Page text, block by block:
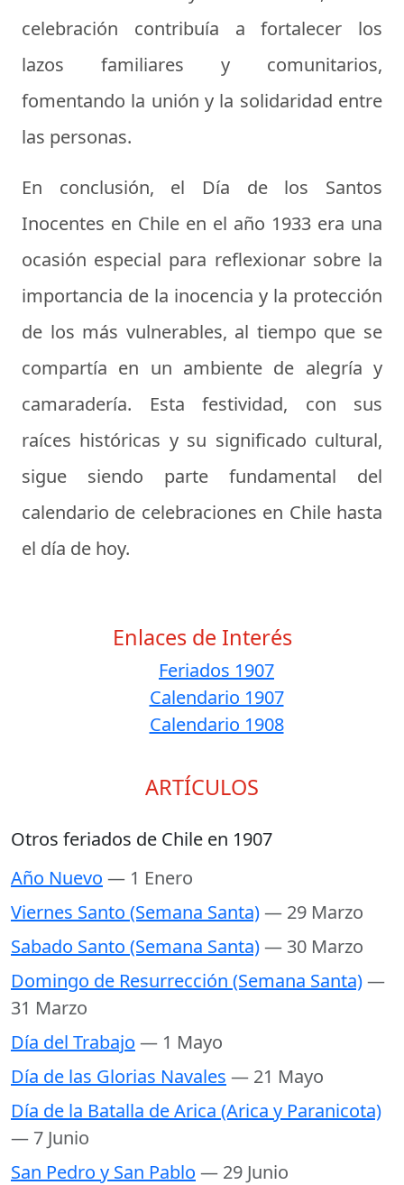
celebración contribuía a fortalecer los
lazos familiares y comunitarios,
fomentando la unión y la solidaridad entre
las personas.
En conclusión, el Día de los Santos
Inocentes en Chile en el año 1933 era una
ocasión especial para reflexionar sobre la
importancia de la inocencia y la protección
de los más vulnerables, al tiempo que se
compartía en un ambiente de alegría y
camaradería. Esta festividad, con sus
raíces históricas y su significado cultural,
sigue siendo parte fundamental del
calendario de celebraciones en Chile hasta
el día de hoy.
Enlaces de Interés
Feriados 1907
Calendario 1907
Calendario 1908
ARTÍCULOS
Otros feriados de Chile en 1907
Año Nuevo — 1 Enero
Viernes Santo (Semana Santa)— 29 Marzo
Sabado Santo (Semana Santa)— 30 Marzo
Domingo de Resurrección (Semana Santa)—
31 Marzo
Día del Trabajo — 1 Mayo
Día de las Glorias Navales — 21 Mayo
Día de la Batalla de Arica (Arica y Paranicota)
— 7 Junio
San Pedro y San Pablo — 29 Junio